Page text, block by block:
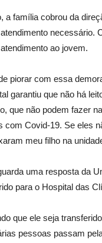
a família cobrou da
necessário.
ao jovem.
piorar com essa
garantiu que não há
que não podem fazer
com Covid-19. Se eles
meu filho na
uma resposta da
para o Hospital das
que ele seja
pessoas passam